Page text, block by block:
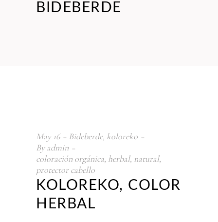
BIDEBERDE
May 16 Bideberde, koloreko
Byadmin
coloración orgánica, herbal, natural,
protector cabello
KOLOREKO, COLOR
HERBAL